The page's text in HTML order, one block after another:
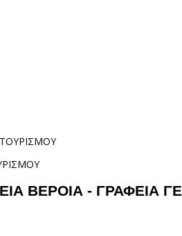
ΒΕΡΟΙΑ - ΓΡΑΦΕΙΑ